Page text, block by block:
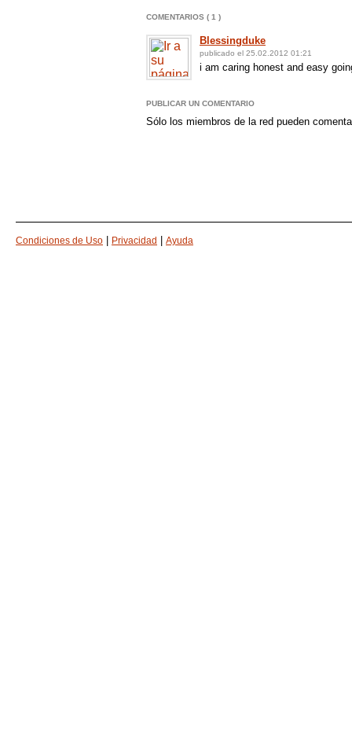
COMENTARIOS ( 1 )
Blessingduke
publicado el 25.02.2012 01:21
i am caring honest and easy
PUBLICAR UN COMENTARIO
Sólo los miembros de la red pueden
Condiciones de Uso Privacidad Ayuda